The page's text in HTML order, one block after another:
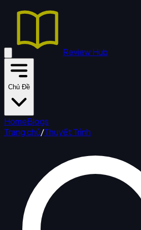
Review Hub
Chủ Đề
HomeBlogs
Trang chủ/Thuyết Trình